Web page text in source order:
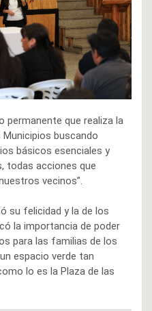
permanente que realiza la
buscando
básicos esenciales y
todas acciones que
vecinos”.
su felicidad y la de los
la importancia de poder
para las familias de los
espacio verde tan
lo es la Plaza de las